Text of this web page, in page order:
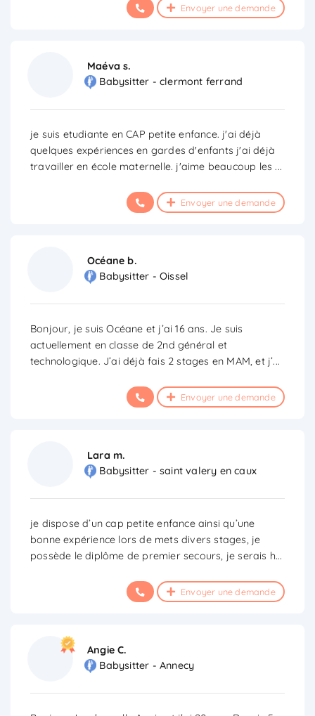
Envoyer une demande
Maéva s.
Babysitter - clermont ferrand
je suis etudiante en CAP petite enfance. j'ai déjà
quelques expériences en gardes d'enfants j'ai déjà
travailler en école maternelle. j'aime beaucoup les ...
Envoyer une demande
Océane b.
Babysitter - Oissel
Bonjour, je suis Océane et j’ai 16 ans. Je suis
actuellement en classe de 2nd général et
technologique. J’ai déjà fais 2 stages en MAM, et j’...
Envoyer une demande
Lara m.
Babysitter - saint valery en caux
je dispose d’un cap petite enfance ainsi qu’une
bonne expérience lors de mets divers stages, je
possède le diplôme de premier secours, je serais h...
Envoyer une demande
Angie C.
Babysitter - Annecy